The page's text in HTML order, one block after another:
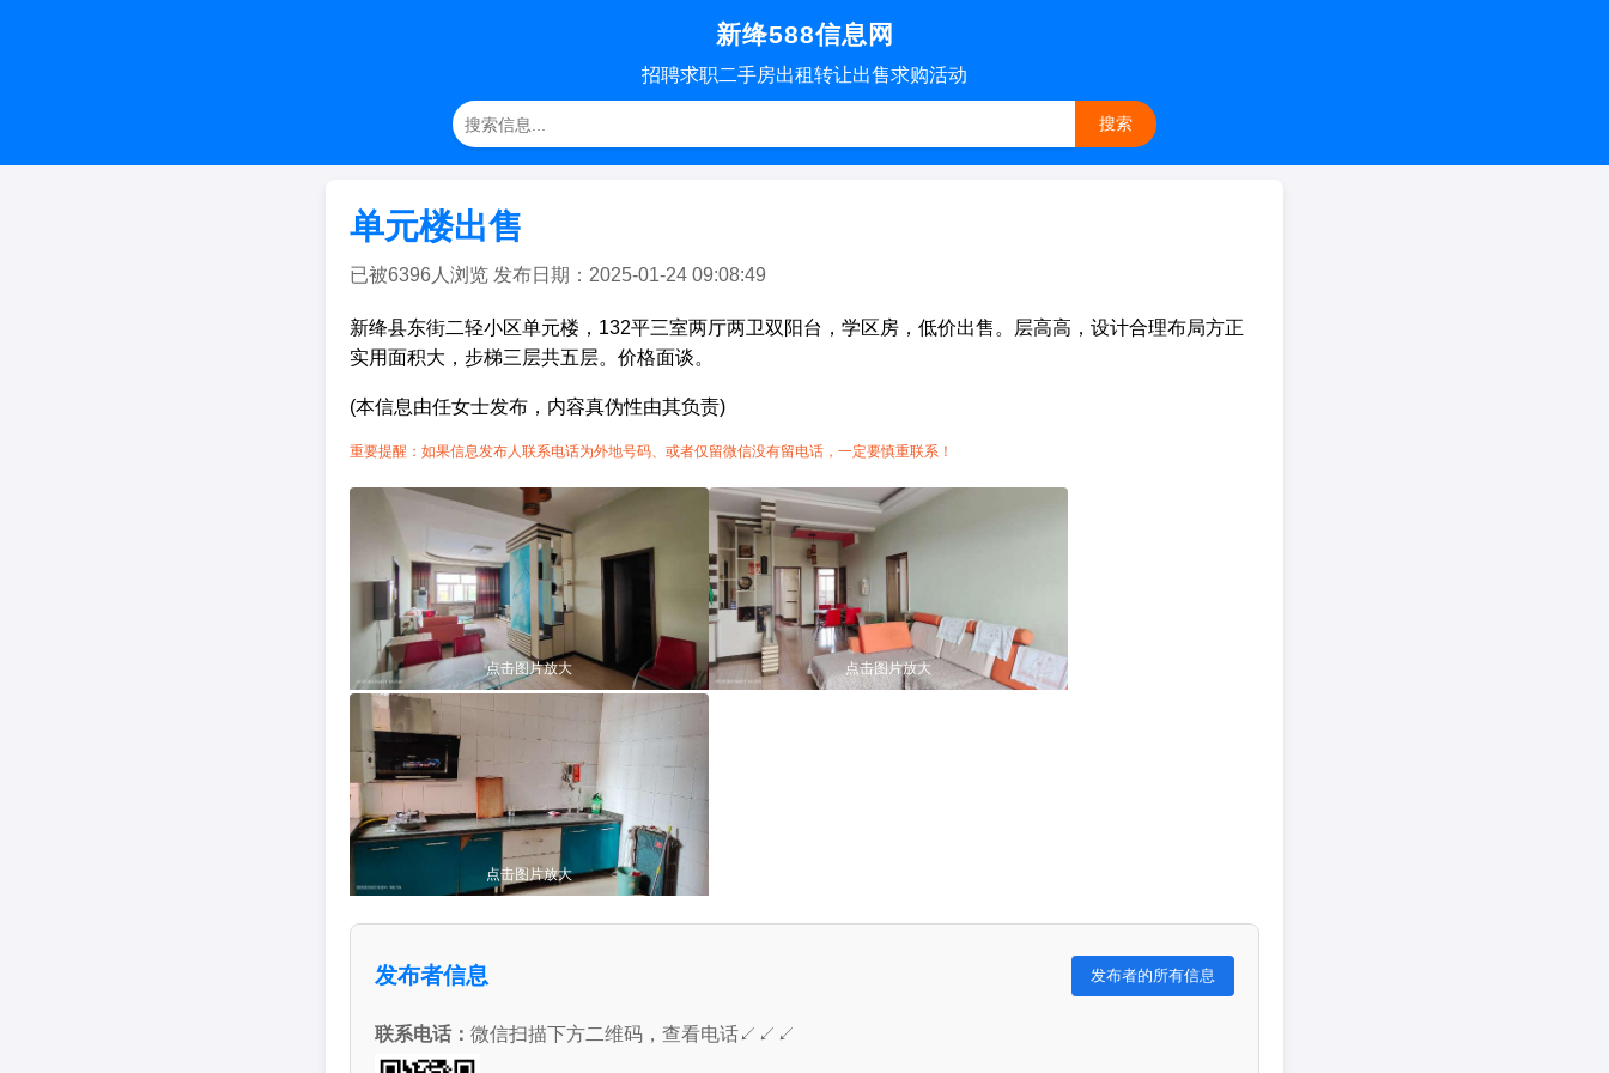
新绛588信息网
招聘求职二手房出租转让出售求购活动
搜索
单元楼出售
已被6396人浏览 发布日期：2025-01-24 09:08:49
新绛县东街二轻小区单元楼，132平三室两厅两卫双阳台，学区房，低价出售。层高高，设计合理布局方正
实用面积大，步梯三层共五层。价格面谈。
(本信息由任女士发布，内容真伪性由其负责)
重要提醒：如果信息发布人联系电话为外地号码、或者仅留微信没有留电话，一定要慎重联系！
点击图片放大 点击图片放大
点击图片放大
发布者信息 发布者的所有信息
联系电话： 微信扫描下方二维码，查看电话↙↙↙